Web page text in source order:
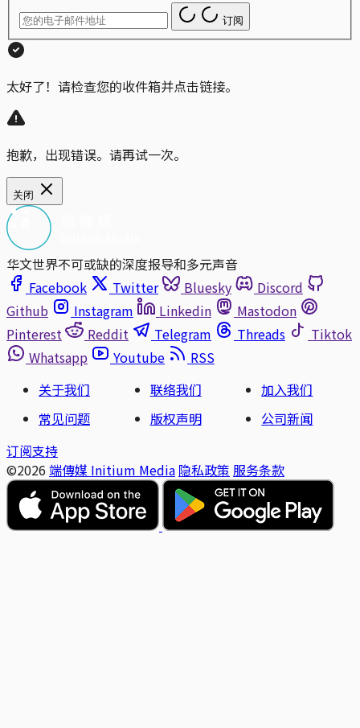
订阅
太好了！请检查您的收件箱并点击链接。
抱歉，出现错误。请再试一次。
关闭
华文世界不可或缺的深度报导和多元声音
Facebook
Twitter Bluesky
Discord
Github
Instagram Linkedin
Mastodon
Pinterest
Reddit Telegram Threads
Tiktok
Whatsapp
Youtube
RSS
关于我们
联络我们
加入我们
常见问题
版权声明
公司新闻
订阅支持
©2026 端傳媒 Initium Media 隐私政策 服务条款